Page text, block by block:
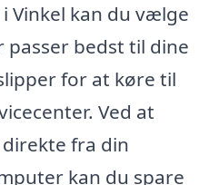
Vinkel kan du vælge
passer bedst til dine
for at køre til
Ved at
fra din
kan du spare